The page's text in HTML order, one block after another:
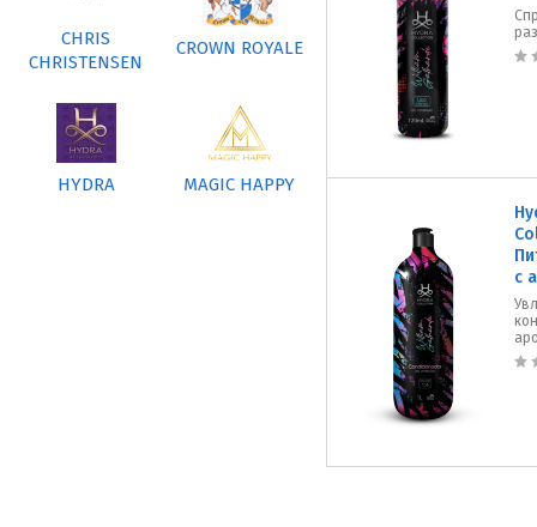
CHRIS
CHRISTENSEN
CROWN ROYALE
HYDRA MAGIC HAPPY
с